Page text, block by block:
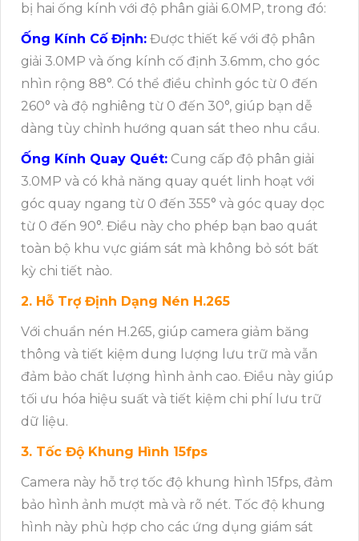
bị hai ống kính với độ phân giải 6.0MP, trong đó:
Ống Kính Cố Định: Được thiết kế với độ phân
giải 3.0MP và ống kính cố định 3.6mm, cho góc
nhìn rộng 88°. Có thể điều chỉnh góc từ 0 đến
260° và độ nghiêng từ 0 đến 30°, giúp bạn dễ
dàng tùy chỉnh hướng quan sát theo nhu cầu.
Ống Kính Quay Quét: Cung cấp độ phân giải
3.0MP và có khả năng quay quét linh hoạt với
góc quay ngang từ 0 đến 355° và góc quay dọc
từ 0 đến 90°. Điều này cho phép bạn bao quát
toàn bộ khu vực giám sát mà không bỏ sót bất
kỳ chi tiết nào.
2. Hỗ Trợ Định Dạng Nén H.265
Với chuẩn nén H.265, giúp camera giảm băng
thông và tiết kiệm dung lượng lưu trữ mà vẫn
đảm bảo chất lượng hình ảnh cao. Điều này giúp
tối ưu hóa hiệu suất và tiết kiệm chi phí lưu trữ
dữ liệu.
3. Tốc Độ Khung Hình 15fps
Camera này hỗ trợ tốc độ khung hình 15fps, đảm
bảo hình ảnh mượt mà và rõ nét. Tốc độ khung
hình này phù hợp cho các ứng dụng giám sát